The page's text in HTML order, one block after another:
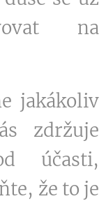
na
jakákoliv
zdržuje
účasti,
že to je